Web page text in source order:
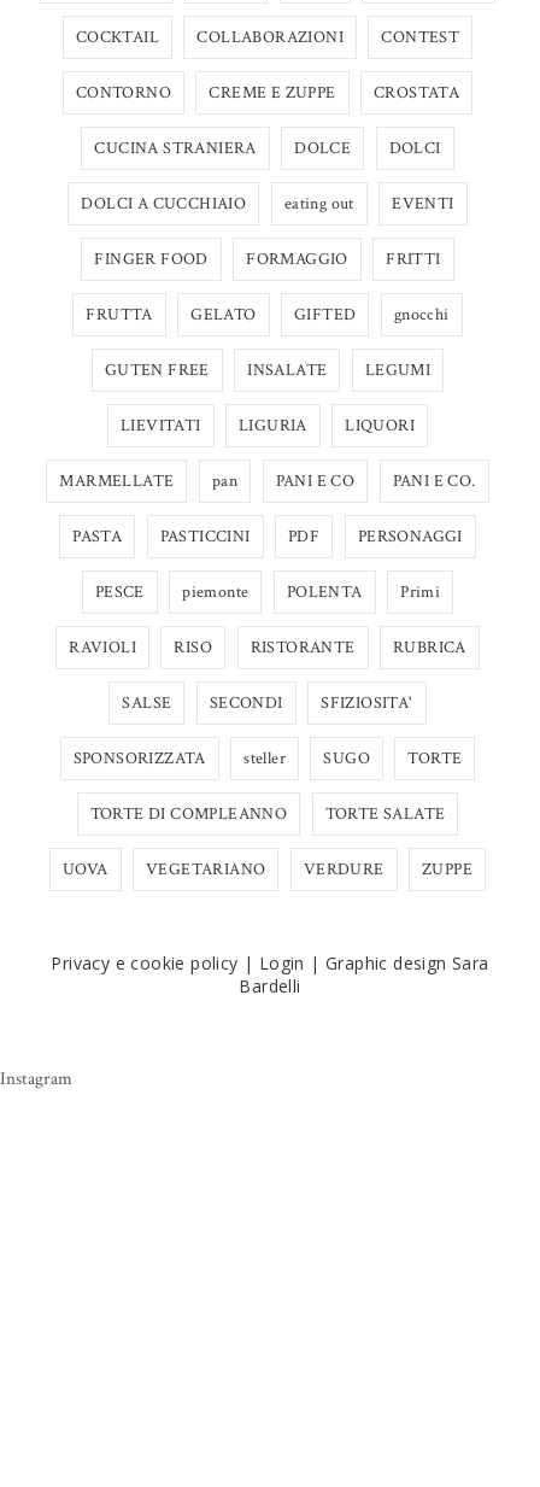
COCKTAIL COLLABORAZIONI CONTEST
CONTORNO CREME E ZUPPE CROSTATA
CUCINA STRANIERA DOLCE DOLCI
DOLCI A CUCCHIAIO eating out EVENTI
FINGER FOOD FORMAGGIO FRITTI
FRUTTA GELATO GIFTED gnocchi
GUTEN FREE INSALATE LEGUMI
LIEVITATI LIGURIA LIQUORI
MARMELLATE pan PANI E CO PANI E CO.
PASTA PASTICCINI PDF PERSONAGGI
PESCE piemonte POLENTA Primi
RAVIOLI RISO RISTORANTE RUBRICA
SALSE SECONDI SFIZIOSITA'
SPONSORIZZATA steller SUGO TORTE
TORTE DI COMPLEANNO TORTE SALATE
UOVA VEGETARIANO VERDURE ZUPPE
Privacy e cookie policy | Login | Graphic design Sara
Bardelli
Instagram